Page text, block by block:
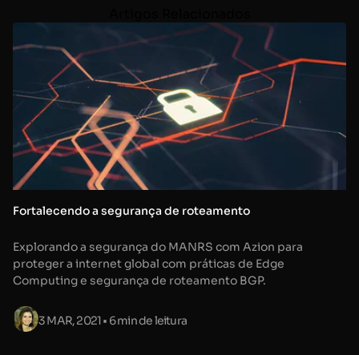
Fortalecendo a segurança de roteamento
Explorando a segurança do MANRS com Azion para
proteger a internet global com práticas de Edge
Computing e segurança de roteamento BGP.
3 MAR, 2021 • 6 min de leitura